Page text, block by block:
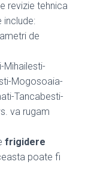
revizie tehnica
include:
de
Mihailesti-
Mogosoaia-
Tancabesti-
va rugam
frigidere
poate fi